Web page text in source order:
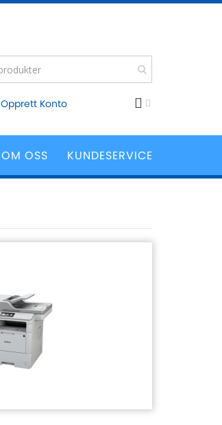
Opprett Konto
KUNDESERVICE
OM OSS